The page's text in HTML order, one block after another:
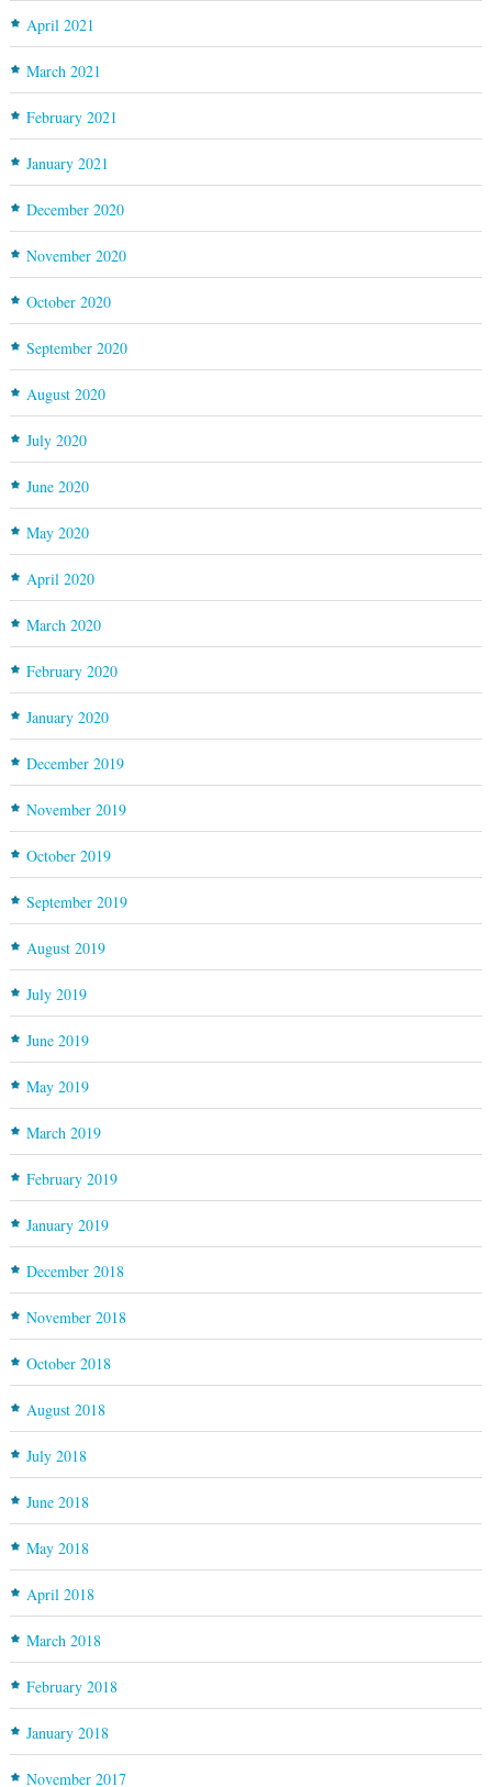
April 2021
March 2021
February 2021
January 2021
December 2020
November 2020
October 2020
September 2020
August 2020
July 2020
June 2020
May 2020
April 2020
March 2020
February 2020
January 2020
December 2019
November 2019
October 2019
September 2019
August 2019
July 2019
June 2019
May 2019
March 2019
February 2019
January 2019
December 2018
November 2018
October 2018
August 2018
July 2018
June 2018
May 2018
April 2018
March 2018
February 2018
January 2018
November 2017